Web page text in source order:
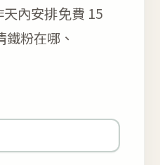
內安排免費 15
粉在哪、